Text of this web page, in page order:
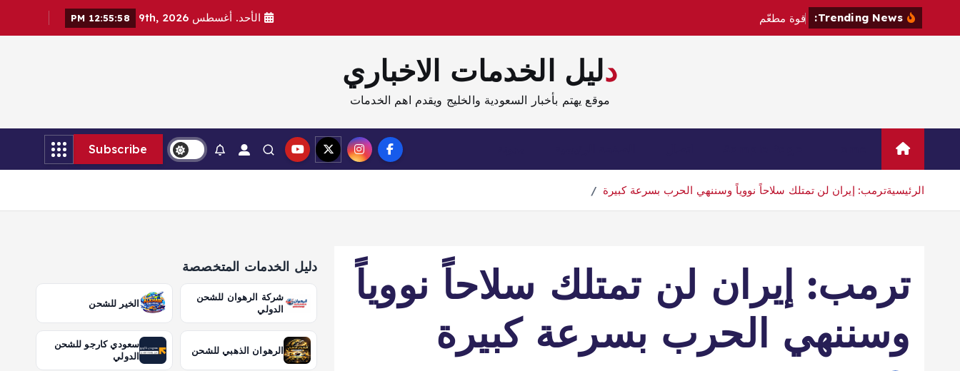
قوة مطعم الأحد. أغسطس 9th, 2026 12:55:59 PM
دليل الخدمات الاخباري
موقع يهتم بأخبار السعودية والخليج ويقدم اهم الخدمات
Subscribe
الرئيسيةترمب: إيران لن تمتلك سلاحاً نووياً وسننهي الحرب بسرعة كبيرة
ترمب: إيران لن تمتلك سلاحاً نووياً
وسننهي الحرب بسرعة كبيرة
دليل الخدمات المتخصصة
شركة الرهوان للشحن
الدولي
الخير للشحن
الرهوان الذهبي للشحن
سعودي كارجو للشحن
الدولي